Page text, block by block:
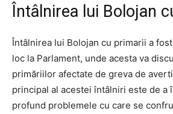
Întâlnirea lui Bolojan
Întâlnirea lui Bolojan cu primarii a
loc la Parlament, unde acesta va
primăriilor afectate de greva de
principal al acestei întâlniri este de a
profund problemele cu care se